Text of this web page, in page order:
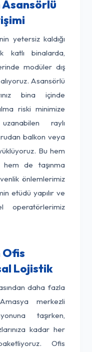
yetersiz kaldığı
katlı binalarda,
modüler dış
Asansörlü
bina içinde
riski minimize
raylı
balkon veya
Bu hem
de taşınma
önlemlerimiz
etüdü yapılır ve
operatörlerimiz
Ofis
Lojistik
daha fazla
merkezli
taşırken,
kadar her
Ofis